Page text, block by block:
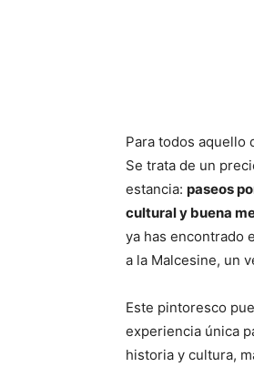
Para todos aquello
Se trata de un
estancia: paseos
cultural y buena
ya has encontrado
a la Malcesine, un
Este pintoresco
experiencia única
historia y cultura,